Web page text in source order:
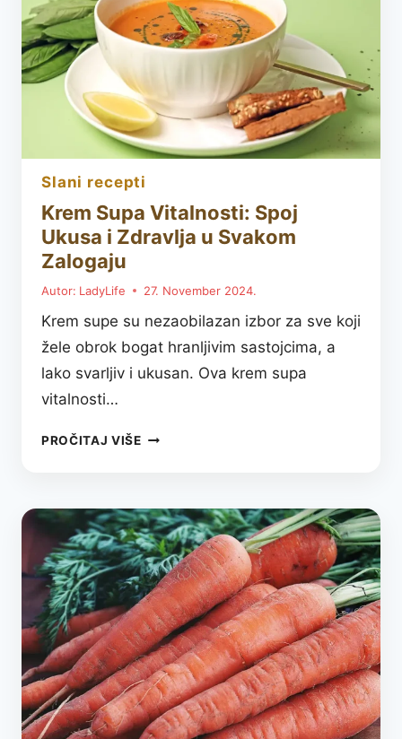
slani recepti
Krem Supa Vitalnosti: Spoj
Ukusa i Zdravlja u Svakom
Zalogaju
Autor: LadyLife 27. November 2024.
Krem supe su nezaobilazan izbor za sve koji
žele obrok bogat hranljivim sastojcima, a
lako svarljiv i ukusan. Ova krem supa
vitalnosti…
PROČITAJ VIŠEKREM
UKUSA
I
ZDRAVLJA
U
SVAKOM
ZALOGAJU